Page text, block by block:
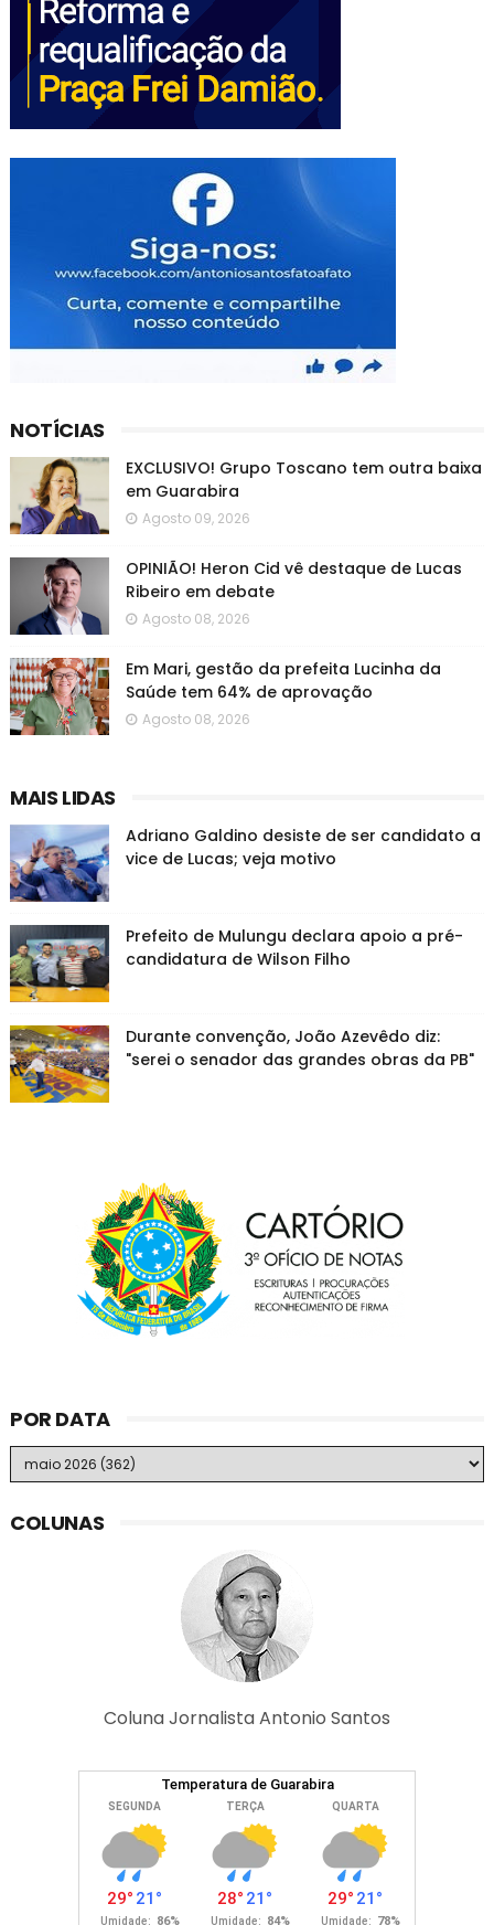
NOTÍCIAS
EXCLUSIVO! Grupo Toscano tem outra baixa
em Guarabira
Agosto 09, 2026
OPINIÃO! Heron Cid vê destaque de Lucas
Ribeiro em debate
Agosto 08, 2026
Em Mari, gestão da prefeita Lucinha da
Saúde tem 64% de aprovação
Agosto 08, 2026
MAIS LIDAS
Adriano Galdino desiste de ser candidato a
vice de Lucas; veja motivo
Prefeito de Mulungu declara apoio a pré-
candidatura de Wilson Filho
Durante convenção, João Azevêdo diz:
"serei o senador das grandes obras da PB"
POR DATA
COLUNAS
Coluna Jornalista Antonio Santos